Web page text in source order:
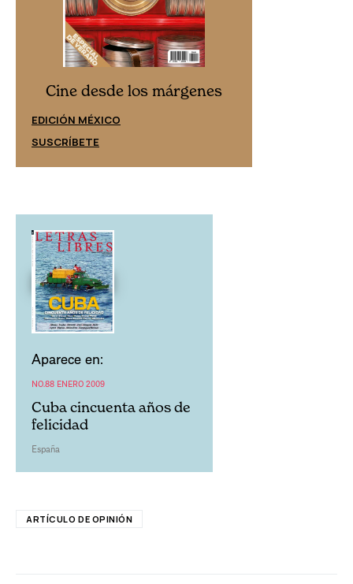
Cine desde los márgenes
EDICIÓN MÉXICO
SUSCRÍBETE
Aparece en:
NO.88 ENERO 2009
Cuba cincuenta años de
felicidad
España
ARTÍCULO DE OPINIÓN